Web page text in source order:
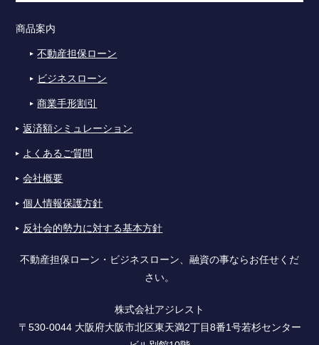
商品案内
不動産担保ローン
ビジネスローン
商業手形割引
返済額シミュレーション
よくあるご質問
会社概要
個人情報保護方針
反社会的勢力に対する基本方針
不動産担保ローン・ビジネスローン、融資の事ならお任せくだ
さい。
株式会社アジレスト
〒530-0044 大阪府大阪市北区東天満2丁目8番1号若杉センター